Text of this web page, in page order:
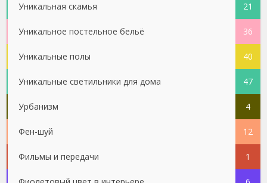
Уникальная скамья 21
Уникальное постельное бельё 36
Уникальные полы 40
Уникальные светильники для дома 47
Урбанизм 4
Фен-шуй 12
Фильмы и передачи 1